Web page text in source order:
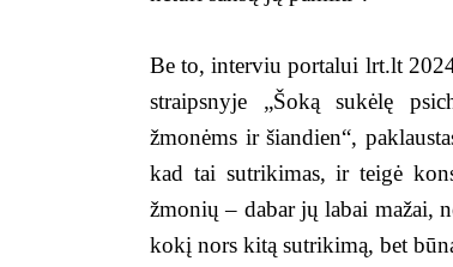
Be to, interviu portalui lrt.lt
straipsnyje „Šoką sukėlę
žmonėms ir šiandien“,
kad tai sutrikimas, ir teigė
žmonių – dabar jų labai mažai,
kokį nors kitą sutrikimą, bet